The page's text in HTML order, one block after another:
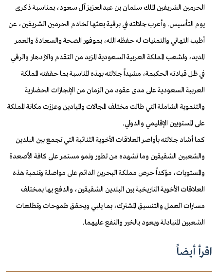
الحرمين الشريفين الملك سلمان بن عبدالعزيز آل سعود، بمناسبة ذكرى
يوم التأسيس. وأعرب جلالته في برقية بعثها لخادم الحرمين الشريفين، عن
أطيب التهاني والتمنيات له حفظه الله، بموفور الصحة والسعادة والعمر
المديد، ولشعب المملكة العربية السعودية المزيد من التقدم والازدهار والرقي
في ظل قيادته الحكيمة، مشيداً جلالته بهذه المناسبة بما حققته المملكة
العربية السعودية على مدى عقود من الزمان من الإنجازات الحضارية
والتنموية الشاملة التي طالت مختلف المجالات والميادين وعززت مكانة المملكة
على المستويين الإقليمي والدولي.
كما أشاد جلالته بأواصر العلاقات الأخوية الثنائية التي تجمع بين البلدين
والشعبين الشقيقين وما تشهده من تطور ونمو مستمر على كافة الأصعدة
والمستويات، مؤكداً حرص مملكة البحرين الدائم على مواصلة وتنمية هذه
العلاقات الأخوية التاريخية بين البلدين الشقيقين، والدفع بها بمختلف
مسارات العمل والتنسيق المشترك، بما يلبي ويحقق طموحات وتطلعات
الشعبين المتبادلة ويعود بالخير والنفع عليهما.
اقرأ أيضاً